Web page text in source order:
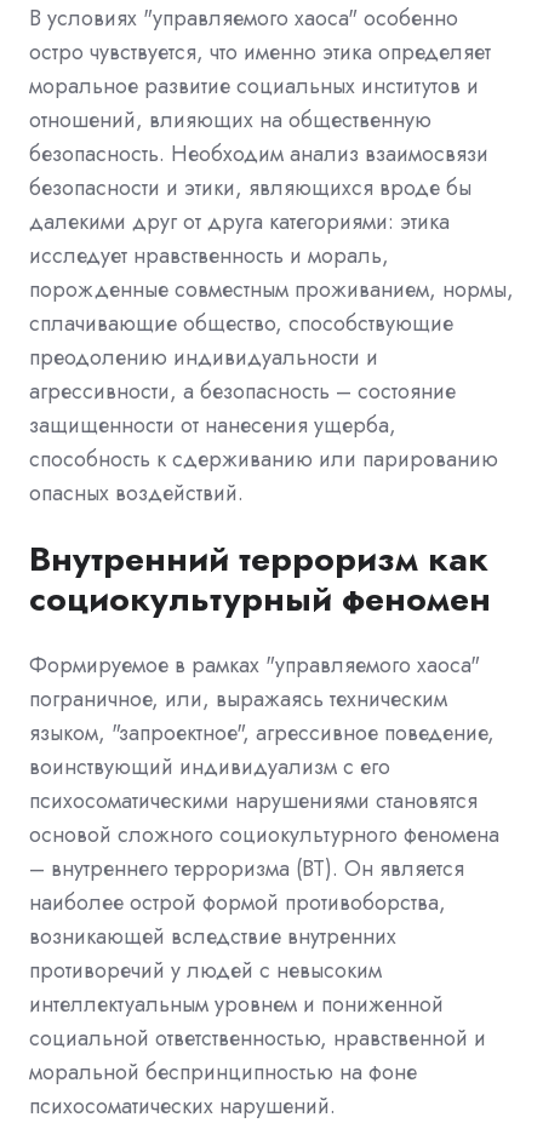
В условиях "управляемого хаоса" особенно
остро чувствуется, что именно этика определяет
моральное развитие социальных институтов и
отношений, влияющих на общественную
безопасность. Необходим анализ взаимосвязи
безопасности и этики, являющихся вроде бы
далекими друг от друга категориями: этика
исследует нравственность и мораль,
порожденные совместным проживанием, нормы,
сплачивающие общество, способствующие
преодолению индивидуальности и
агрессивности, а безопасность – состояние
защищенности от нанесения ущерба,
способность к сдерживанию или парированию
опасных воздействий.
Внутренний терроризм как
социокультурный феномен
Формируемое в рамках "управляемого хаоса"
пограничное, или, выражаясь техническим
языком, "запроектное", агрессивное поведение,
воинствующий индивидуализм с его
психосоматическими нарушениями становятся
основой сложного социокультурного феномена
– внутреннего терроризма (ВТ). Он является
наиболее острой формой противоборства,
возникающей вследствие внутренних
противоречий у людей с невысоким
интеллектуальным уровнем и пониженной
социальной ответственностью, нравственной и
моральной беспринципностью на фоне
психосоматических нарушений.